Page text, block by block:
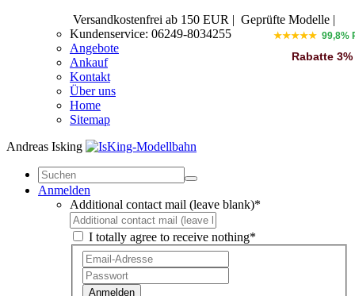
Versandkostenfrei ab 150 EUR | Geprüfte Modelle |
Kundenservice: 06249-8034255
Angebote
Ankauf
Kontakt
Über uns
Home
Sitemap
Andreas Isking
★★★★★ 99,8%
Rabatte 3%
Anmelden
Additional contact mail (leave blank)*
I totally agree to receive nothing*
Anmelden